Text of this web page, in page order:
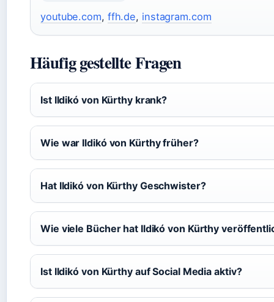
youtube.com, ffh.de, instagram.com
Häufig gestellte Fragen
Ist Ildikó von Kürthy krank?
Wie war Ildikó von Kürthy früher?
Hat Ildikó von Kürthy Geschwister?
Wie viele Bücher hat Ildikó von Kürthy
Ist Ildikó von Kürthy auf Social Media aktiv?